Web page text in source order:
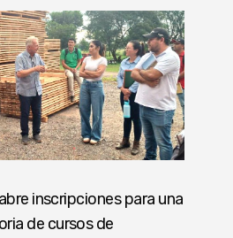
inscripciones para una
de cursos de